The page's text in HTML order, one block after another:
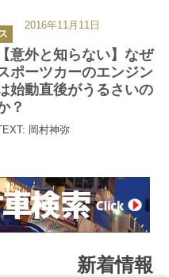
【意外と知らない】なぜ
ポーツカーのエンジン
始動直後がうるさいの
？
岡村神弥
2016年11月11日
新着情報